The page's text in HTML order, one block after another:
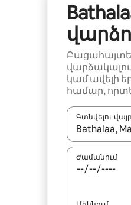
կամ ավելի
համար,
Գտնվելու վայր
Երբ
Ժամանում